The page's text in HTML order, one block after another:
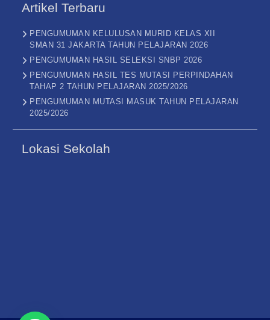
Artikel Terbaru
PENGUMUMAN KELULUSAN MURID KELAS XII
SMAN 31 JAKARTA TAHUN PELAJARAN 2026
PENGUMUMAN HASIL SELEKSI SNBP 2026
PENGUMUMAN HASIL TES MUTASI PERPINDAHAN
TAHAP 2 TAHUN PELAJARAN 2025/2026
PENGUMUMAN MUTASI MASUK TAHUN PELAJARAN
2025/2026
Lokasi Sekolah